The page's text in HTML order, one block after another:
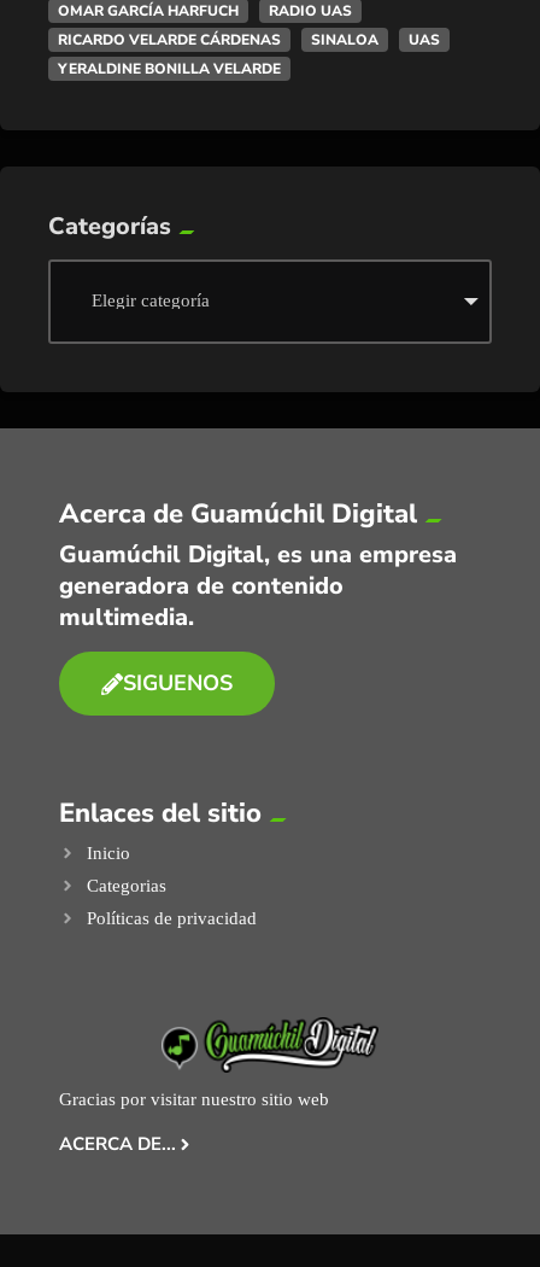
OMAR GARCÍA HARFUCH
RADIO UAS
RICARDO VELARDE CÁRDENAS
SINALOA
UAS
YERALDINE BONILLA VELARDE
Categorías
Acerca de Guamúchil Digital
Guamúchil Digital, es una empresa
generadora de contenido
multimedia.
SIGUENOS
Enlaces del sitio
Inicio
Categorias
Políticas de privacidad
Gracias por visitar nuestro sitio web
ACERCA DE...